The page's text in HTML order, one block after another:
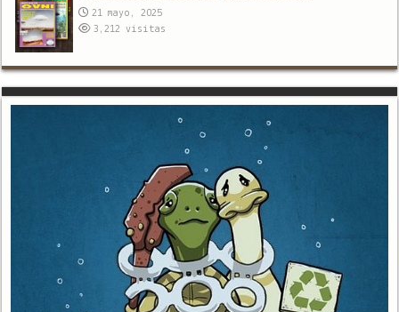
21 mayo, 2025
3,212visitas